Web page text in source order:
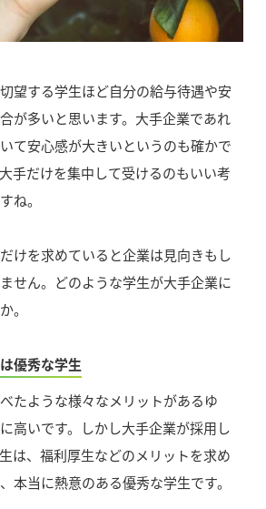
望する学生ほど自分の給与待遇や安
が多いと思います。大手企業であれ
て安心感が大きいというのも確かで
手だけを集中して受けるのもいい考
ね。
けを求めていると企業は見向きもし
せん。どのような学生が大手企業に
。
優秀な学生
たような様々なメリットがあるゆ
高いです。しかし大手企業が採用し
は、福利厚生などのメリットを求め
本当に熱意のある優秀な学生です。